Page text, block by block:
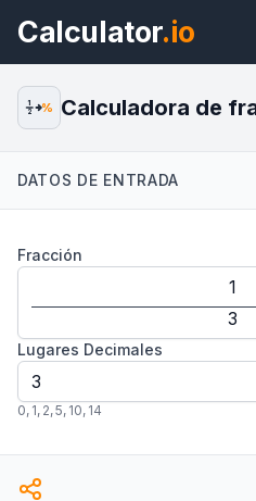
Calculator.io
1
2
% Calculadora de
DATOS DE ENTRADA
Fracción
Lugares Decimales
0, 1, 2,5, 10, 14